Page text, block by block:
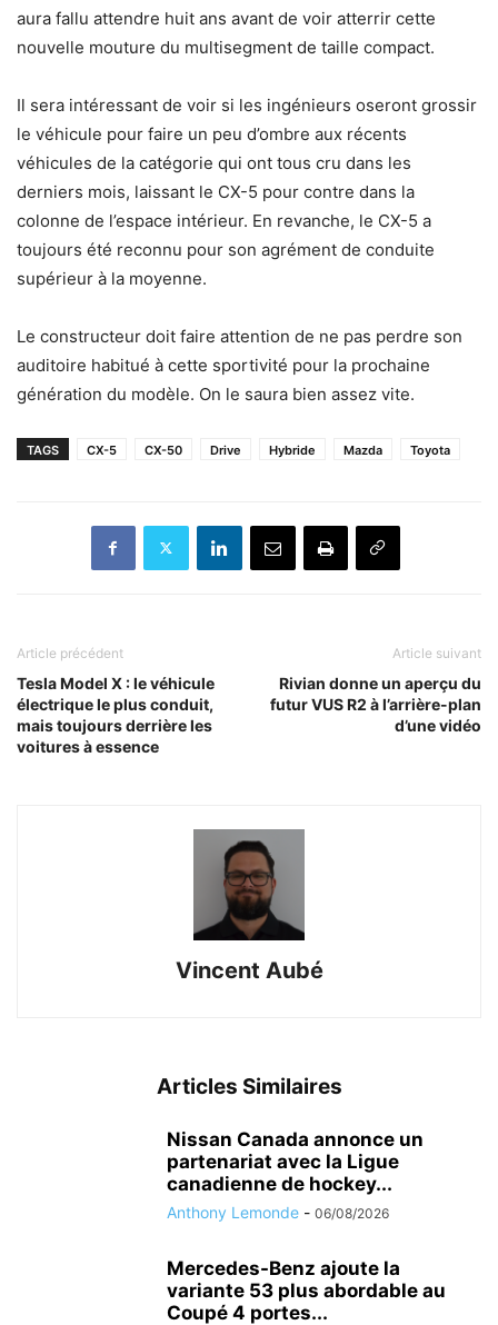
aura fallu attendre huit ans avant de voir atterrir cette
nouvelle mouture du multisegment de taille compact.
Il sera intéressant de voir si les ingénieurs oseront grossir
le véhicule pour faire un peu d’ombre aux récents
véhicules de la catégorie qui ont tous cru dans les
derniers mois, laissant le CX-5 pour contre dans la
colonne de l’espace intérieur. En revanche, le CX-5 a
toujours été reconnu pour son agrément de conduite
supérieur à la moyenne.
Le constructeur doit faire attention de ne pas perdre son
auditoire habitué à cette sportivité pour la prochaine
génération du modèle. On le saura bien assez vite.
TAGS CX-5 CX-50 Drive Hybride Mazda Toyota
Article précédent
Tesla Model X : le véhicule
électrique le plus conduit,
mais toujours derrière les
voitures à essence
Article suivant
Rivian donne un aperçu du
futur VUS R2 à l’arrière-plan
d’une vidéo
Vincent Aubé
Articles Similaires
Nissan Canada annonce un
partenariat avec la Ligue
canadienne de hockey...
Anthony Lemonde - 06/08/2026
Mercedes-Benz ajoute la
variante 53 plus abordable au
Coupé 4 portes...